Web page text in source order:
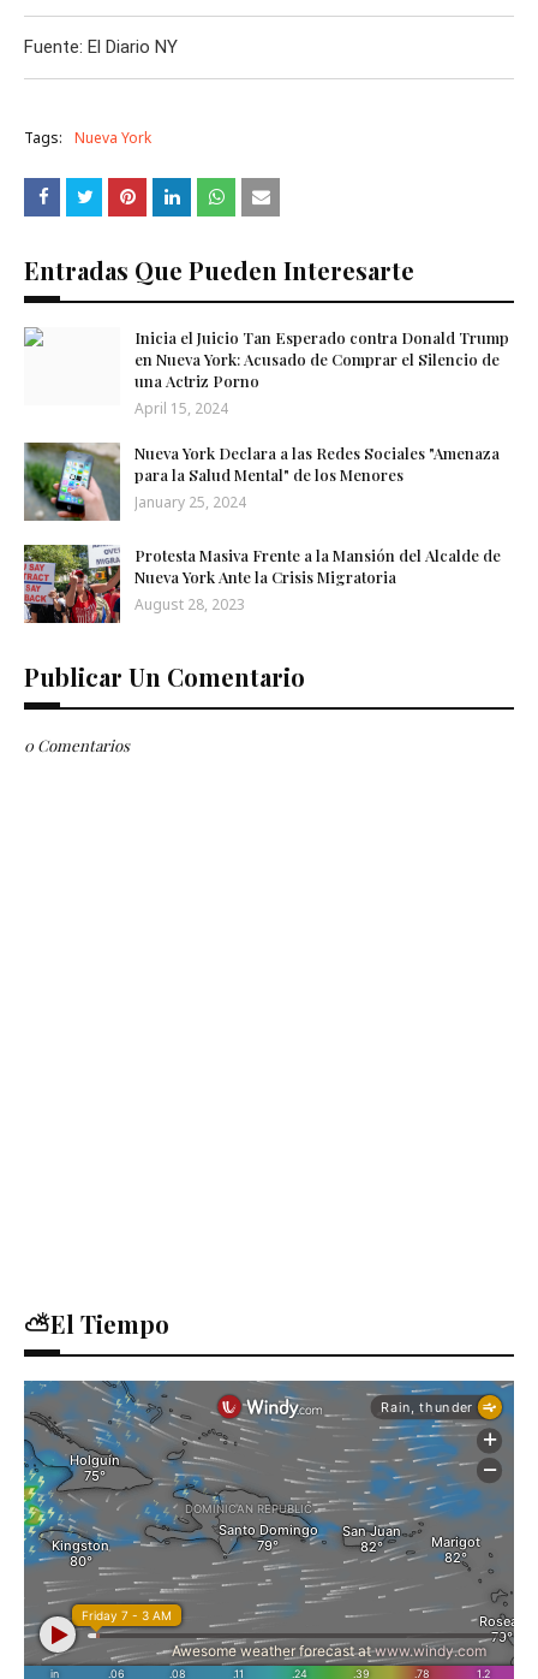
Fuente: El Diario NY
Tags: Nueva York
Entradas Que Pueden Interesarte
Inicia el Juicio Tan Esperado contra Donald Trump
en Nueva York: Acusado de Comprar el Silencio de
una Actriz Porno
April 15, 2024
Nueva York Declara a las Redes Sociales "Amenaza
para la Salud Mental" de los Menores
January 25, 2024
Protesta Masiva Frente a la Mansión del Alcalde de
Nueva York Ante la Crisis Migratoria
August 28, 2023
Publicar Un Comentario
0 Comentarios
⛅El Tiempo